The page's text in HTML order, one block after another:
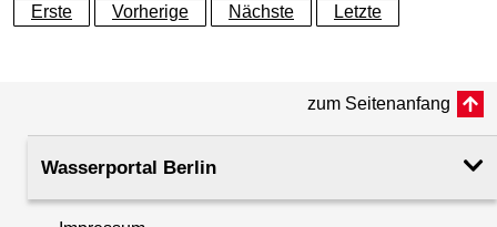
Erste
Vorherige Nächste Letzte
zum Seitenanfang
Wasserportal Berlin